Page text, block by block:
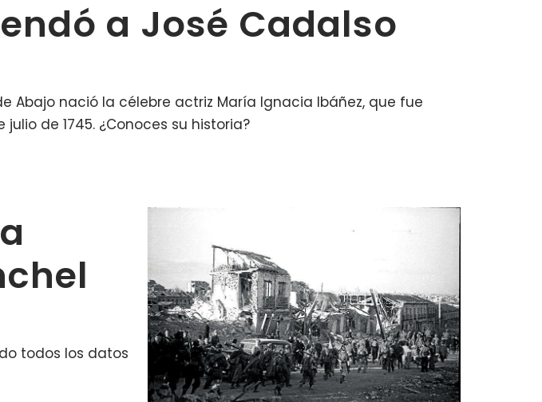
a José Cadalso
Abajo nació la célebre actriz María Ignacia Ibáñez, que fue
julio de 1745. ¿Conoces su historia?
todos los datos